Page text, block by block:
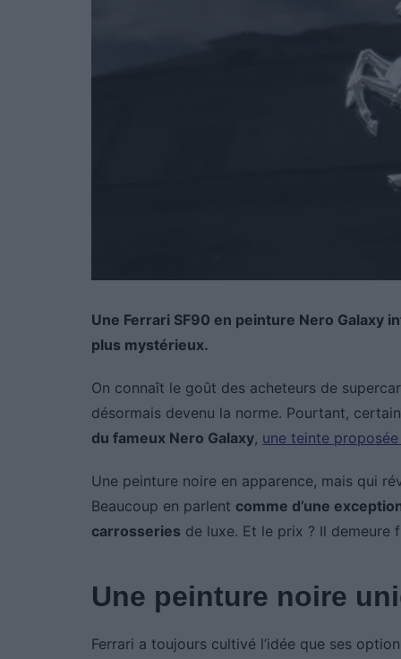
Une Ferrari SF90 en peinture Nero Galaxy
plus mystérieux.
On connaît le goût des acheteurs de
désormais devenu la norme. Pourtant,
du fameux Nero Galaxy, une teinte
Une peinture noire en apparence, mais qui
Beaucoup en parlent comme d’une
carrosseries de luxe. Et le prix ? Il demeure
Une peinture noire
Ferrari a toujours cultivé l’idée que ses